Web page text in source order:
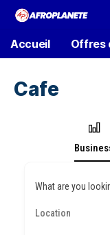
Accueil Offres
Cafe
What are you